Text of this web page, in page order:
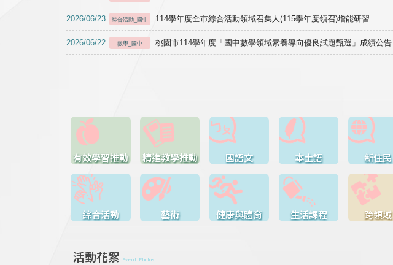
2026/06/23 綜合活動_國中 114學年度全市綜合活動領域召集人(115學年度領召)增能研習
2026/06/22 數學_國中 桃園市114學年度「國中數學領域素養導向優良試題甄選」成績公告
有效學習推動 精進教學推動 國語文 本土語 新住民
綜合活動 藝術 健康與體育 生活課程 跨領域
活動花絮 Event Photos